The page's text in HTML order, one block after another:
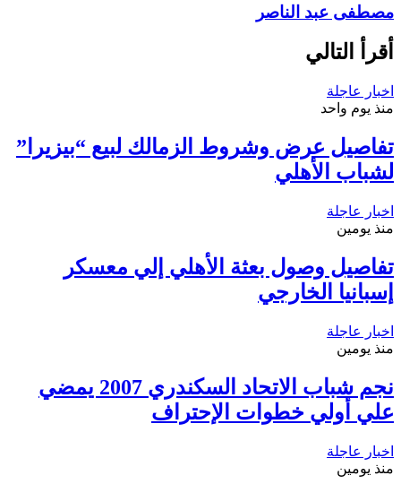
مصطفى عبد الناصر
أقرأ التالي
اخبار عاجلة
منذ يوم واحد
تفاصيل عرض وشروط الزمالك لبيع “بيزيرا”
لشباب الأهلي
اخبار عاجلة
منذ يومين
تفاصيل وصول بعثة الأهلي إلي معسكر
إسبانيا الخارجي
اخبار عاجلة
منذ يومين
نجم شباب الاتحاد السكندري 2007 يمضي
علي أولي خطوات الإحتراف
اخبار عاجلة
منذ يومين